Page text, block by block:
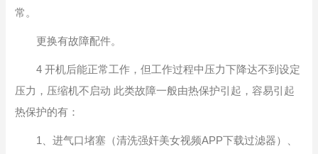
常。
更换有故障配件。
4 开机后能正常工作，但工作过程中压力下降达不到设定
压力，压缩机不启动 此类故障一般由热保护引起，容易引起
热保护的有：
1、进气口堵塞（清洗强奸美女视频APP下载过滤器）、